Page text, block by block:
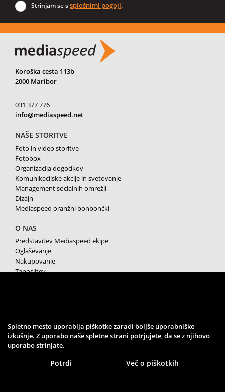
Strinjam se ssplošnimi pogoji.
Koroška cesta 113b
2000 Maribor
031 377 776
info@mediaspeed.net
NAŠE STORITVE
Foto in video storitve
Fotobox
Organizacija dogodkov
Komunikacijske akcije in svetovanje
Management socialnih omrežji
Dizajn
Mediaspeed oranžni bonbončki
O NAS
Predstavitev Mediaspeed ekipe
Oglaševanje
Nakupovanje
Zaposlitev
SPREMLJAJTE NAS
Spletno mesto uporablja piškotke zaradi boljše uporabniške
izkušnje. Z uporabo naše spletne strani potrjujete, da se z njihovo
uporabo strinjate.
Potrdi Več o piškotkih